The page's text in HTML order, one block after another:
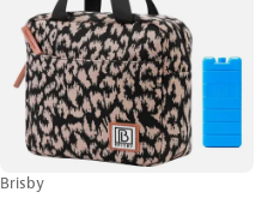
Brisby